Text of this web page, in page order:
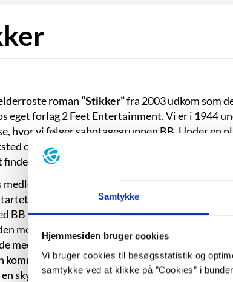
Samtykke
Hjemmesiden bruger cookies
Vi bruger cookies til besøgsstatistik og
samtykke ved at klikke på ”Cookies” i
roman “Stikker”fra 2003 udkom som
eget forlag 2 Feet Entertainment. Vi er i 1944
hvor vi følger sabotagegruppen BB. Under en
overraskes gruppen af Gestapo – de er blevet
stikkeren, der kun kan være en af dem selv.
medlemmer tæller præsten BB, der sammen
gruppen. Derudover er der Alis K, 22-årig
BB bag hans kones ryg. Børge, en ung velstillet
mod tyskerne lige så meget er et oprør mod
medlem; den kun 16-årige smedelærling Poul-
kommer fra fattige kår og er vokset op med en
skydegal massemorder – et offer for vold, der